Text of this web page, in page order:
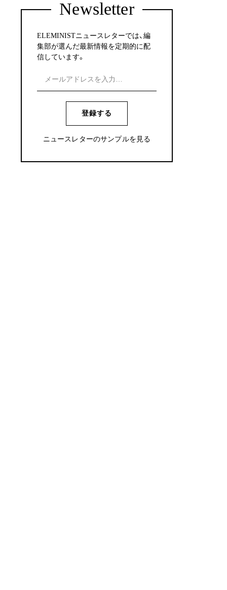
Newsletter
ELEMINISTニュースレターでは、編
集部が選んだ最新情報を定期的に配
信しています。
登録する
ニュースレターのサンプルを見る